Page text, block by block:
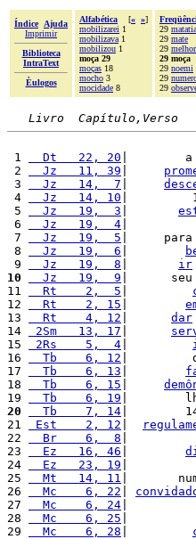
Índice
Ajuda
Imprimir
Biblioteca
IntraText
Èulogos
Alfabética [« »]
mobilizarei 1
mobilizava 1
mobilizou 1
moça 29
moças 18
mocho 3
mocidade 8
29
29 mate
29
29 moça
29 noemi
29
29
Livro  Capítulo,Verso
1
  Dt   22, 20
|        a
2
  Jz   11, 39
3
  Jz   14,  7
4
  Jz   14, 10
|
5
  Jz   19,  3
6
  Jz   19,  4
|
7
  Jz   19,  5
|     para
8
  Jz   19,  6
9
  Jz   19,  8
ir
10
  Jz   19,  9
|      seu
11
  Rt    2,  5
12
  Rt    2, 15
13
  Rt    4, 12
dar
14
2Sm   13, 17
15
2Rs    5,  4
16
  Tb    6, 12
|
17
  Tb    6, 13
18
  Tb    6, 15
19
  Tb    6, 19
|
20
  Tb    7, 14
|
21
Est    2, 12
22
  Br    6,  8
|
23
  Ez   16, 46
24
  Ez   23, 19
25
  Mt   14, 11
|
26
  Mc    6, 22
27
  Mc    6, 24
|
28
  Mc    6, 25
|
29
  Mc    6, 28